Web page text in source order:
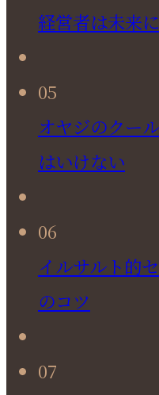
経営者は未来
05
オヤジのクー
はいけない
06
イルサルト的
のコツ
07